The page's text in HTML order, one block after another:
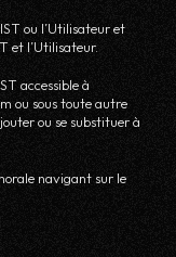
ou l’Utilisateur et
et l’Utilisateur.
accessible à
ou sous toute autre
ou se substituer à
navigant sur le